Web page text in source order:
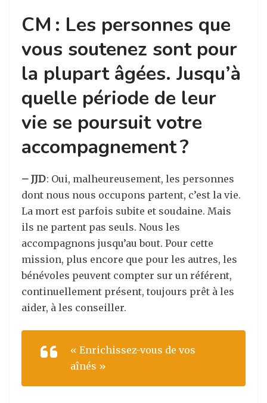
CM : Les personnes que
vous soutenez sont pour
la plupart âgées. Jusqu’à
quelle période de leur
vie se poursuit votre
accompagnement ?
– JJD: Oui, malheureusement, les personnes
dont nous nous occupons partent, c’est la vie.
La mort est parfois subite et soudaine. Mais
ils ne partent pas seuls. Nous les
accompagnons jusqu’au bout. Pour cette
mission, plus encore que pour les autres, les
bénévoles peuvent compter sur un référent,
continuellement présent, toujours prêt à les
aider, à les conseiller.
« Enrichissez-vous de vos
aînés »